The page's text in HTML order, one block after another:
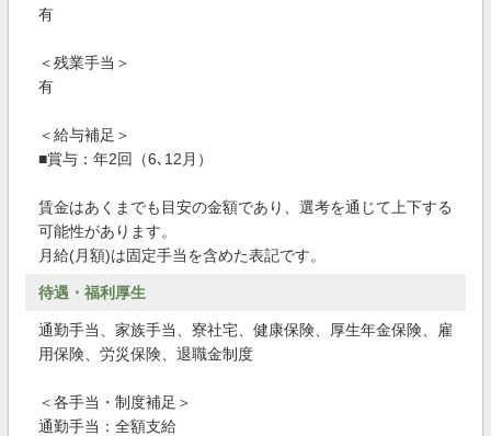
有
＜残業手当＞
有
＜給与補足＞
■賞与：年2回（6､12月）
賃金はあくまでも目安の金額であり、選考を通じて上下する
可能性があります。
月給(月額)は固定手当を含めた表記です。
待遇・福利厚生
通勤手当、家族手当、寮社宅、健康保険、厚生年金保険、雇
用保険、労災保険、退職金制度
＜各手当・制度補足＞
通勤手当：全額支給